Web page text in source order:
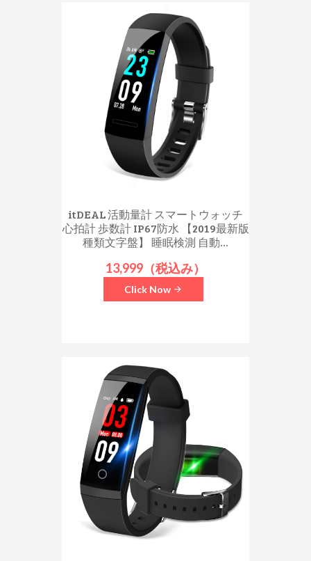
itDEAL 活動量計 スマートウォッチ
心拍計 歩数計 IP67防水 【2019最新版
種類文字盤】 睡眠検測 自動...
13,999（税込み）
Click Now